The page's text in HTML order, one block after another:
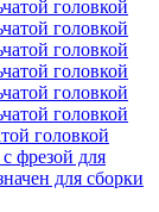
головкой
фрезой для
для сборки